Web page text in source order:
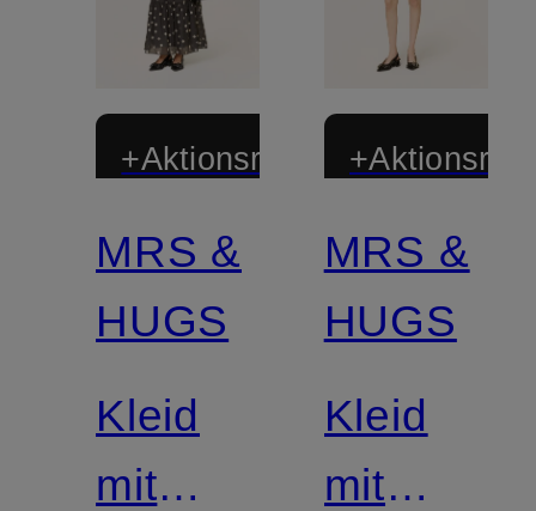
+Aktionsrabatt
MRS &
HUGS
Kleid
mit
MRS &
HUGS
Kleid
mit